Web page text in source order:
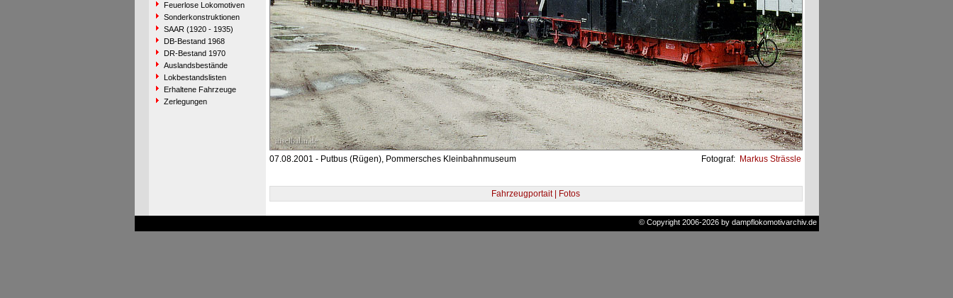
Feuerlose Lokomotiven
Sonderkonstruktionen
SAAR (1920 - 1935)
DB-Bestand 1968
DR-Bestand 1970
Auslandsbestände
Lokbestandslisten
Erhaltene Fahrzeuge
Zerlegungen
07.08.2001 - Putbus (Rügen), Pommersches Kleinbahnmuseum Fotograf: Markus Strässle
Fahrzeugportait | Fotos
© Copyright 2006-2026 by dampflokomotivarchiv.de